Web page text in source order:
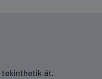
tekinthetik át.